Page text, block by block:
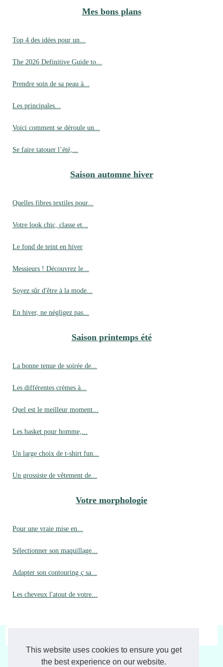
This website uses cookies to ensure you get
the best experience on our website.
Mes bons plans
Top 4 des idées pour un...
The 2026 Definitive Guide to...
Prendre soin de sa peau à...
Les principales...
Voici comment se déroule un...
Se faire tatouer l’été,...
Saison automne hiver
Quelles fibres textiles pour...
Votre look chic, classe et...
Le fond de teint en hiver
Messieurs ! Découvrez le...
Soyez sûr d'être à la mode...
En hiver, ne négligez pas...
Saison printemps été
La bonne tenue de soirée de...
Les différentes crèmes à...
Quel est le meilleur moment...
Les basket pour homme,...
Un large choix de t-shirt fun...
Un grossiste de vêtement de...
Votre morphologie
Pour une vraie mise en...
Sélectionner son maquillage...
Adapter son contouring ç sa...
Les cheveux l'atout de votre...